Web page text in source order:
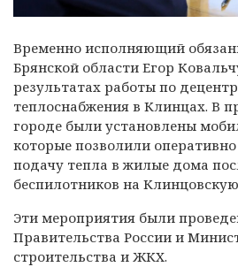
Временно исполняющий
Брянской области Егор
результатах работы по
теплоснабжения в Клинцах. В
городе были установлены
которые позволили оперативно
подачу тепла в жилые дома
беспилотников на
Эти мероприятия были
Правительства России и
строительства и ЖКХ.